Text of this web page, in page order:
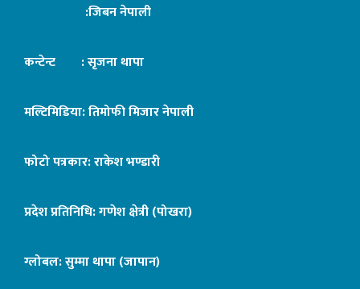
:जिबन नेपाली
कन्टेन्ट : सृजना थापा
मल्टिमिडिया: तिमोफी मिजार नेपाली
फोटो पत्रकार: राकेश भण्डारी
प्रदेश प्रतिनिधि: गणेश क्षेत्री (पोखरा)
ग्लोबल: सुम्मा थापा (जापान)